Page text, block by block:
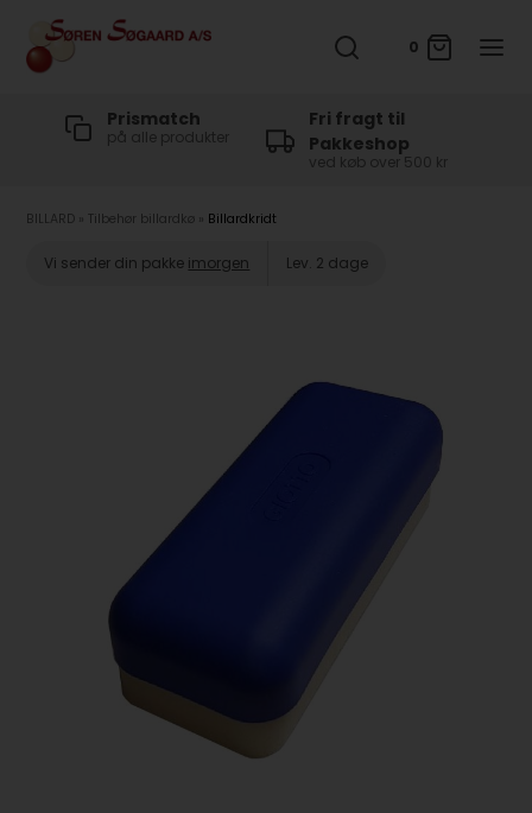
0
Prismatch
på alle produkter
Fri fragt til
Pakkeshop
ved køb over 500 kr
BILLARD Tilbehør billardkø Billardkridt
Vi sender din pakke imorgen Lev. 2 dage